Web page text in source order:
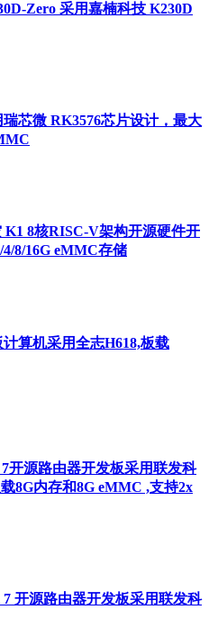
Pi)热门产品
工业级AI开发板
Zero 采用嘉楠科技 K230D
芯微 RK3576芯片设计，最大